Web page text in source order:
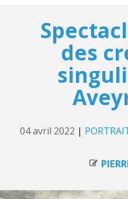
des
04 avril 2022 |